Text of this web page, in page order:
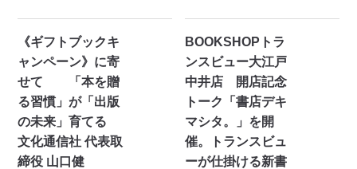
《ギフトブックキ
ャンペーン》に寄
せて 「本を贈
る習慣」が「出版
の未来」育てる
文化通信社 代表取
締役 山口健
BOOKSHOPトラ
ンスビュー大江戸
中井店 開店記念
トーク「書店デキ
マシタ。」を開
催。トランスビュ
ーが仕掛ける新書